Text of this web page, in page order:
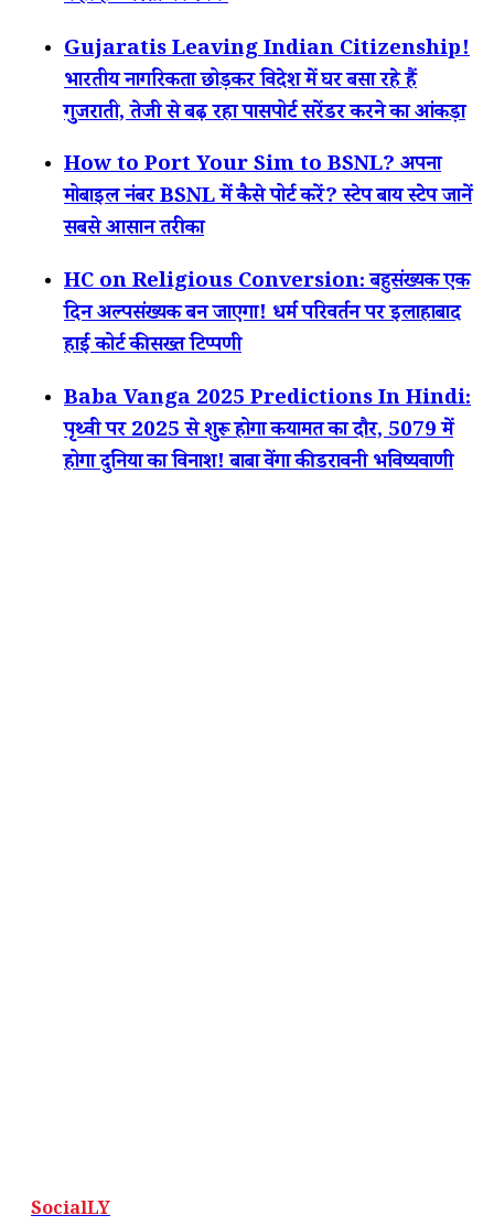
Gujaratis Leaving Indian Citizenship!
भारतीय नागरिकता छोड़कर विदेश में घर बसा रहे हैं
गुजराती, तेजी से बढ़ रहा पासपोर्ट सरेंडर करने का आंकड़ा
How to Port Your Sim to BSNL? अपना
मोबाइल नंबर BSNL में कैसे पोर्ट करें? स्टेप बाय स्टेप जानें
सबसे आसान तरीका
HC on Religious Conversion: बहुसंख्यक एक
दिन अल्पसंख्यक बन जाएगा! धर्म परिवर्तन पर इलाहाबाद
हाई कोर्ट की सख्त टिप्पणी
Baba Vanga 2025 Predictions In Hindi:
पृथ्वी पर 2025 से शुरू होगा कयामत का दौर, 5079 में
होगा दुनिया का विनाश! बाबा वेंगा की डरावनी भविष्यवाणी
SocialLY